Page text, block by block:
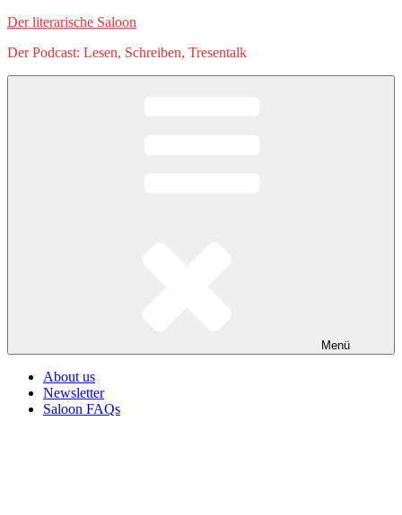
Zum
springen
Der literarische Saloon
Der Podcast: Lesen, Schreiben, Tresentalk
Menü
About us
Newsletter
Saloon FAQs